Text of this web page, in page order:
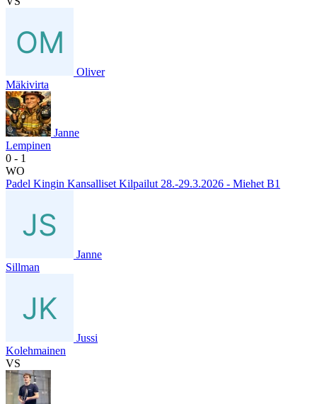
Oliver
Mäkivirta
Janne
Lempinen
0 - 1
WO
Padel Kingin Kansalliset Kilpailut 28.-29.3.2026 - Miehet B1
Janne
Sillman
Jussi
Kolehmainen
VS